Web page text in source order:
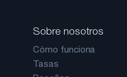
Sobre nosotros
Cómo funciona
Tasas